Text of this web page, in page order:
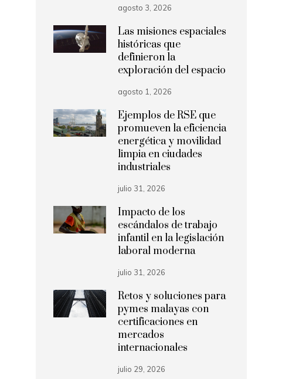
agosto 3, 2026
Las misiones espaciales
históricas que
definieron la
exploración del espacio
agosto 1, 2026
Ejemplos de RSE que
promueven la eficiencia
energética y movilidad
limpia en ciudades
industriales
julio 31, 2026
Impacto de los
escándalos de trabajo
infantil en la legislación
laboral moderna
julio 31, 2026
Retos y soluciones para
pymes malayas con
certificaciones en
mercados
internacionales
julio 29, 2026